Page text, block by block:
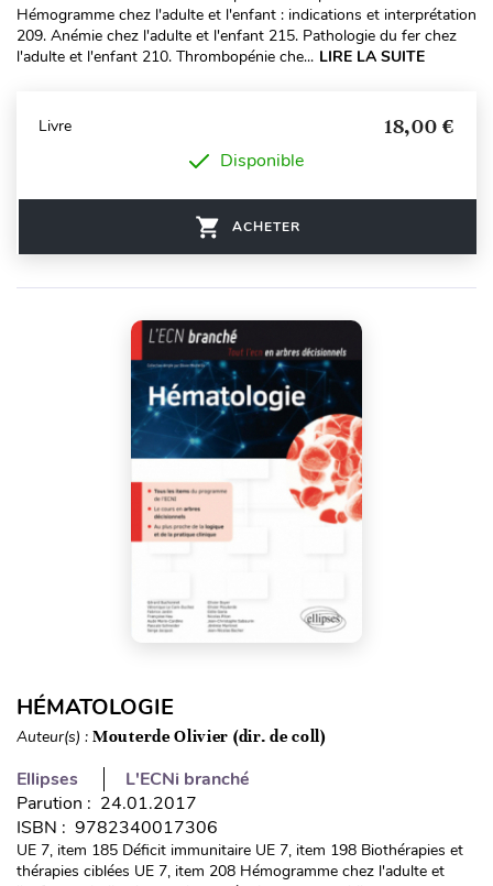
Hémogramme chez l'adulte et l'enfant : indications et interprétation
209. Anémie chez l'adulte et l'enfant 215. Pathologie du fer chez
l'adulte et l'enfant 210. Thrombopénie che... LIRE LA SUITE
Livre 18,00 €
Disponible
ACHETER
HÉMATOLOGIE
Auteur(s) : Mouterde Olivier (dir. de coll)
Ellipses
L'ECNi branché
Parution : 24.01.2017
ISBN : 9782340017306
UE 7, item 185 Déficit immunitaire UE 7, item 198 Biothérapies et
thérapies ciblées UE 7, item 208 Hémogramme chez l'adulte et